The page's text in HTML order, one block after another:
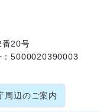
番20号
：5000020390003
周辺のご案内